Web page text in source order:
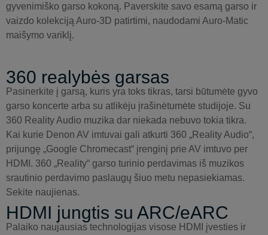
gyvenimiško garso kokoną. Paverskite savo esamą garso ir
vaizdo kolekciją Auro-3D patirtimi, naudodami Auro-Matic
maišymo variklį.
360 realybės garsas
Pasinerkite į garsą, kuris yra toks tikras, tarsi būtumėte gyvo
garso koncerte arba su atlikėju įrašinėtumėte studijoje. Su
360 Reality Audio muzika dar niekada nebuvo tokia tikra.
Kai kurie Denon AV imtuvai gali atkurti 360 „Reality Audio“,
prijungę „Google Chromecast“ įrenginį prie AV imtuvo per
HDMI. 360 „Reality“ garso turinio perdavimas iš muzikos
srautinio perdavimo paslaugų šiuo metu nepasiekiamas.
Sekite naujienas.
HDMI jungtis su ARC/eARC
Palaiko naujausias technologijas visose HDMI įvesties ir